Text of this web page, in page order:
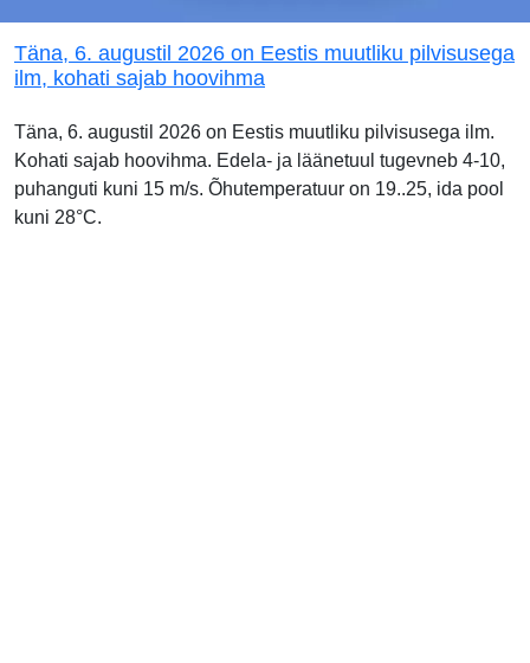
Täna, 6. augustil 2026 on Eestis muutliku pilvisusega
ilm, kohati sajab hoovihma
Täna, 6. augustil 2026 on Eestis muutliku pilvisusega ilm.
Kohati sajab hoovihma. Edela- ja läänetuul tugevneb 4-10,
puhanguti kuni 15 m/s. Õhutemperatuur on 19..25, ida pool
kuni 28°C.